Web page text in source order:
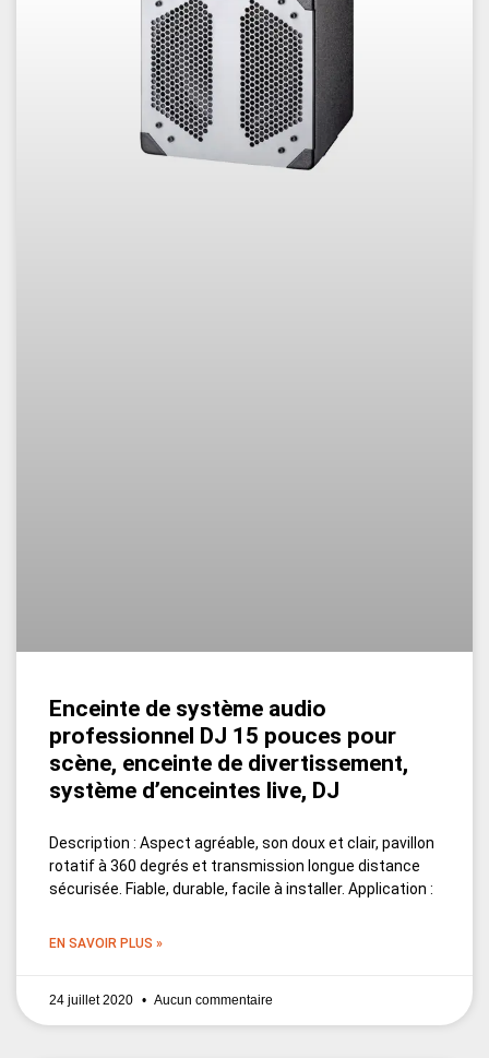
Enceinte de système audio
professionnel DJ 15 pouces pour
scène, enceinte de divertissement,
système d’enceintes live, DJ
Description : Aspect agréable, son doux et clair, pavillon
rotatif à 360 degrés et transmission longue distance
sécurisée. Fiable, durable, facile à installer. Application :
EN SAVOIR PLUS »
24 juillet 2020 Aucun commentaire